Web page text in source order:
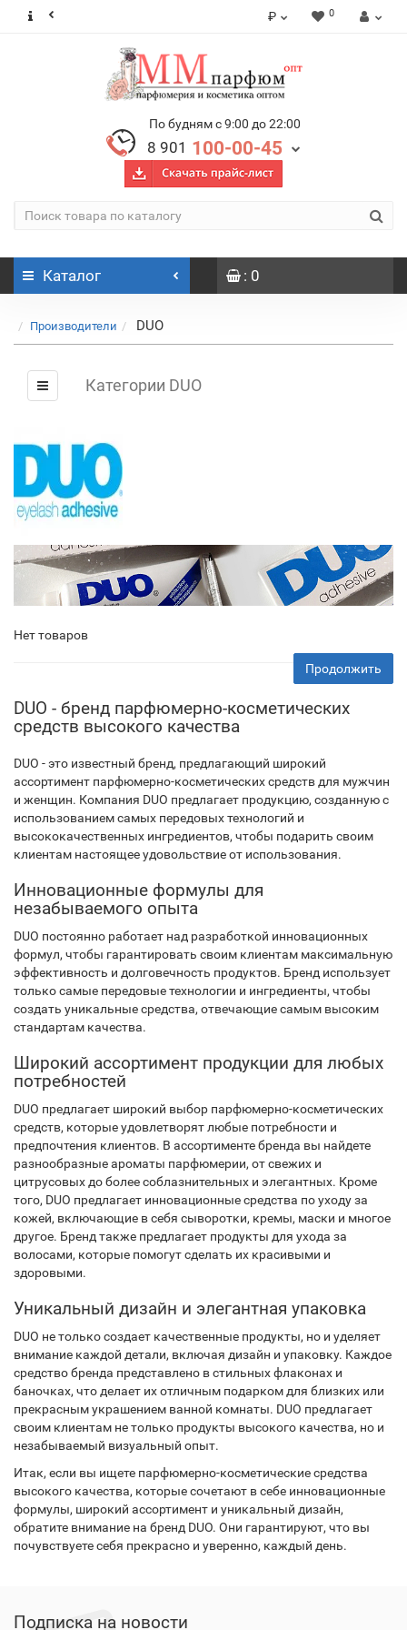
₽ 0
По будням с 9:00 до 22:00
8 901 100-00-45
Каталог : 0
Производители DUO
Категории DUO
Нет товаров
Продолжить
DUO - бренд парфюмерно-косметических
средств высокого качества
DUO - это известный бренд, предлагающий широкий
ассортимент парфюмерно-косметических средств для мужчин
и женщин. Компания DUO предлагает продукцию, созданную с
использованием самых передовых технологий и
высококачественных ингредиентов, чтобы подарить своим
клиентам настоящее удовольствие от использования.
Инновационные формулы для
незабываемого опыта
DUO постоянно работает над разработкой инновационных
формул, чтобы гарантировать своим клиентам максимальную
эффективность и долговечность продуктов. Бренд использует
только самые передовые технологии и ингредиенты, чтобы
создать уникальные средства, отвечающие самым высоким
стандартам качества.
Широкий ассортимент продукции для любых
потребностей
DUO предлагает широкий выбор парфюмерно-косметических
средств, которые удовлетворят любые потребности и
предпочтения клиентов. В ассортименте бренда вы найдете
разнообразные ароматы парфюмерии, от свежих и
цитрусовых до более соблазнительных и элегантных. Кроме
того, DUO предлагает инновационные средства по уходу за
кожей, включающие в себя сыворотки, кремы, маски и многое
другое. Бренд также предлагает продукты для ухода за
волосами, которые помогут сделать их красивыми и
здоровыми.
Уникальный дизайн и элегантная упаковка
DUO не только создает качественные продукты, но и уделяет
внимание каждой детали, включая дизайн и упаковку. Каждое
средство бренда представлено в стильных флаконах и
баночках, что делает их отличным подарком для близких или
прекрасным украшением ванной комнаты. DUO предлагает
своим клиентам не только продукты высокого качества, но и
незабываемый визуальный опыт.
Итак, если вы ищете парфюмерно-косметические средства
высокого качества, которые сочетают в себе инновационные
формулы, широкий ассортимент и уникальный дизайн,
обратите внимание на бренд DUO. Они гарантируют, что вы
почувствуете себя прекрасно и уверенно, каждый день.
Подписка на новости